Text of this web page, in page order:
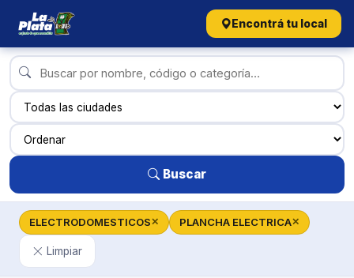
Encontrá tu local
Buscar
ELECTRODOMESTICOS✕ PLANCHA ELECTRICA✕
Limpiar